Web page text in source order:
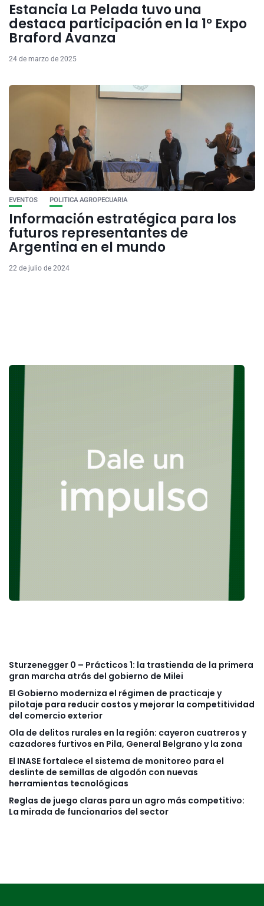
Estancia La Pelada tuvo una
destaca participación en la 1° Expo
Braford Avanza
24 de marzo de 2025
EVENTOS POLITICA AGROPECUARIA
Información estratégica para los
futuros representantes de
Argentina en el mundo
22 de julio de 2024
Sturzenegger 0 – Prácticos 1: la trastienda de la primera
gran marcha atrás del gobierno de Milei
El Gobierno moderniza el régimen de practicaje y
pilotaje para reducir costos y mejorar la competitividad
del comercio exterior
Ola de delitos rurales en la región: cayeron cuatreros y
cazadores furtivos en Pila, General Belgrano y la zona
El INASE fortalece el sistema de monitoreo para el
deslinte de semillas de algodón con nuevas
herramientas tecnológicas
Reglas de juego claras para un agro más competitivo:
La mirada de funcionarios del sector